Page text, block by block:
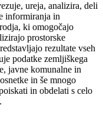
ureja, analizira, deli
informiranja in
ki omogočajo
prostorske
rezultate vseh
podatke zemljiškega
javne komunalne in
in še mnogo
in obdelati s celo